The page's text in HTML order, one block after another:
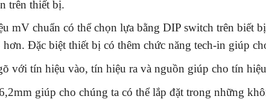
trên thiết bị.
mV chuẩn có thể chọn lựa bằng DIP switch trên biết
Đặc biệt thiết bị có thêm chức năng tech-in giúp
với tín hiệu vào, tín hiệu ra và nguồn giúp cho tín
giúp cho chúng ta có thể lắp đặt trong những